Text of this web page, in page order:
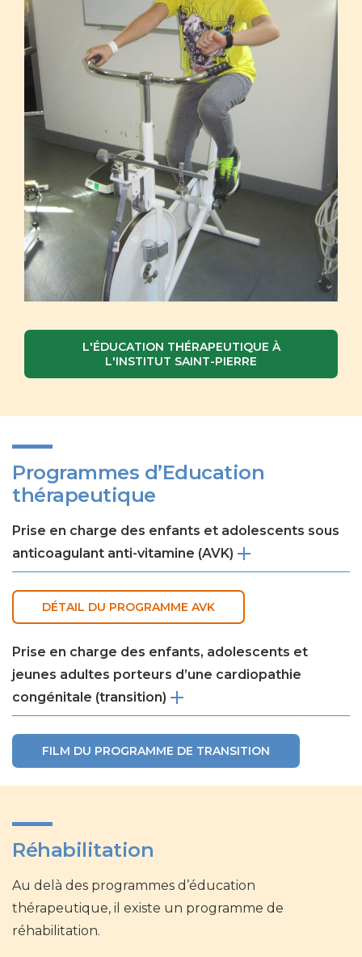
L'ÉDUCATION THÉRAPEUTIQUE À
L'INSTITUT SAINT-PIERRE
Programmes d’Education
thérapeutique
Prise en charge des enfants et adolescents sous
anticoagulant anti-vitamine (AVK)
DÉTAIL DU PROGRAMME AVK
Prise en charge des enfants, adolescents et
jeunes adultes porteurs d’une cardiopathie
congénitale (transition)
FILM DU PROGRAMME DE TRANSITION
Réhabilitation
Au delà des programmes d’éducation
thérapeutique, il existe un programme de
réhabilitation.